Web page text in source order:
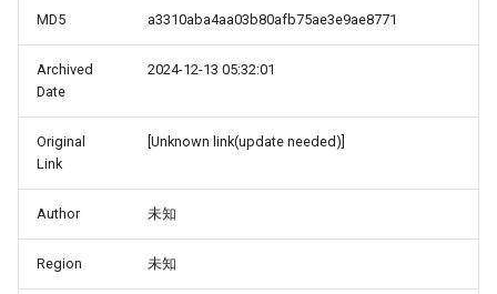
MD5 a3310aba4aa03b80afb75ae3e9ae8771
Archived
Date
2024-12-13 05:32:01
Original
Link
[Unknown link(update needed)]
Author 未知
Region 未知